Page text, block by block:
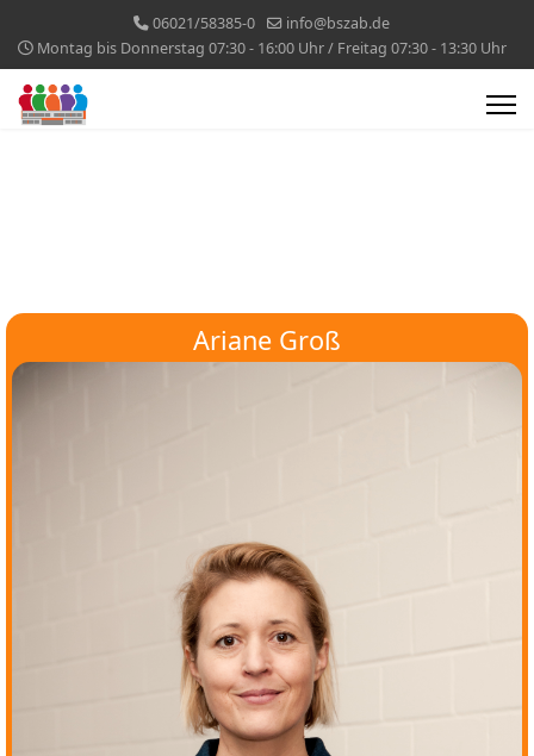
06021/58385-0
info@bszab.de
Montag bis Donnerstag 07:30 - 16:00 Uhr / Freitag 07:30 - 13:30 Uhr
Ariane Groß